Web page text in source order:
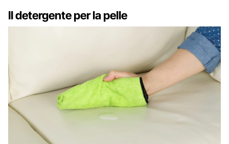
Il detergente per la pelle